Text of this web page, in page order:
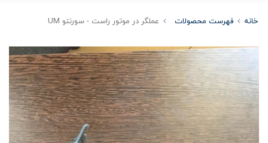
خانه فهرست محصولات عملگر در موتور راست - سورنتو UM